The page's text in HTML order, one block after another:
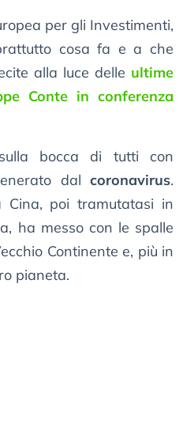
per gli Investimenti,
cosa fa e a che
alla luce delle ultime
Conte in conferenza
bocca di tutti con
dal coronavirus.
Cina, poi tramutatasi in
ha messo con le spalle
Continente e, più in
pianeta.